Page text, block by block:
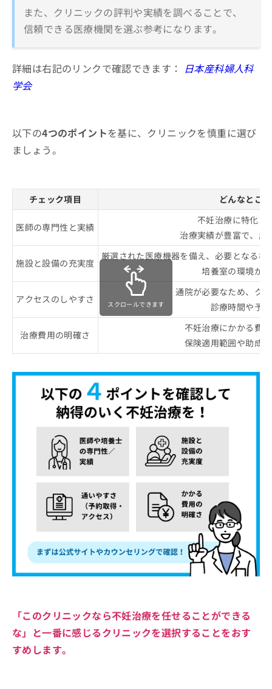
また、クリニックの評判や実績を調べることで、
信頼できる医療機関を選ぶ参考になります。
詳細は右記のリンクで確認できます：
日本産科婦人科
学会
以下の4つのポイントを基に、クリニックを慎重に選び
ましょう。
チェック項目 どんなとこ
医師の専門性と実績
不妊治療に特化し
治療実績が豊富で、成
施設と設備の充実度
厳選された医療機器を備え、必要となる
培養室の環境が
アクセスのしやすさ
通院が必要なため、ク
診療時間や予
治療費用の明確さ
不妊治療にかかる費
保険適用範囲や助成
スクロールできます
「このクリニックなら不妊治療を任せることができる
な」と一番に感じるクリニックを選択することをおす
すめします。